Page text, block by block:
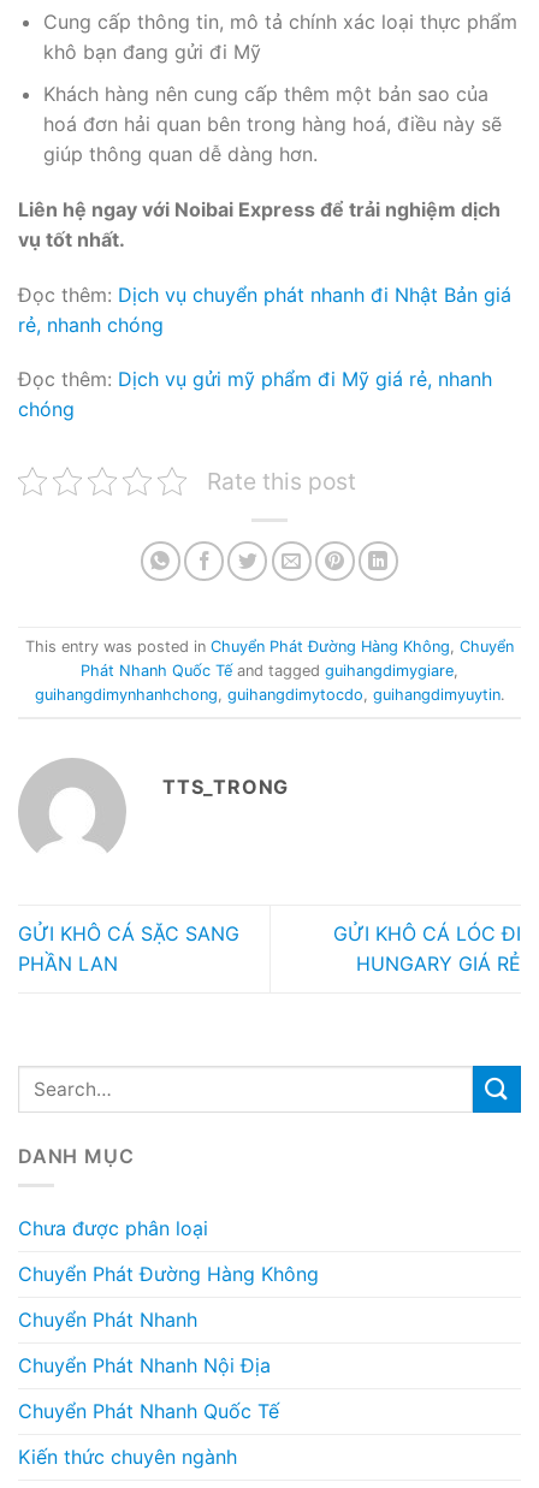
Cung cấp thông tin, mô tả chính xác loại thực phẩm
khô bạn đang gửi đi Mỹ
Khách hàng nên cung cấp thêm một bản sao của
hoá đơn hải quan bên trong hàng hoá, điều này sẽ
giúp thông quan dễ dàng hơn.
Liên hệ ngay với Noibai Express để trải nghiệm dịch
vụ tốt nhất.
Đọc thêm: Dịch vụ chuyển phát nhanh đi Nhật Bản giá
rẻ, nhanh chóng
Đọc thêm: Dịch vụ gửi mỹ phẩm đi Mỹ giá rẻ, nhanh
chóng
Rate this post
This entry was posted in Chuyển Phát Đường Hàng Không Chuyển
Phát Nhanh Quốc Tế and tagged guihangdimygiare
guihangdimynhanhchong guihangdimytocdo guihangdimyuytin.
TTS_TRONG
GỬI KHÔ CÁ SẶC SANG
PHẦN LAN
GỬI KHÔ CÁ LÓC ĐI
HUNGARY GIÁ RẺ
DANH MỤC
Chưa được phân loại
Chuyển Phát Đường Hàng Không
Chuyển Phát Nhanh
Chuyển Phát Nhanh Nội Địa
Chuyển Phát Nhanh Quốc Tế
Kiến thức chuyên ngành